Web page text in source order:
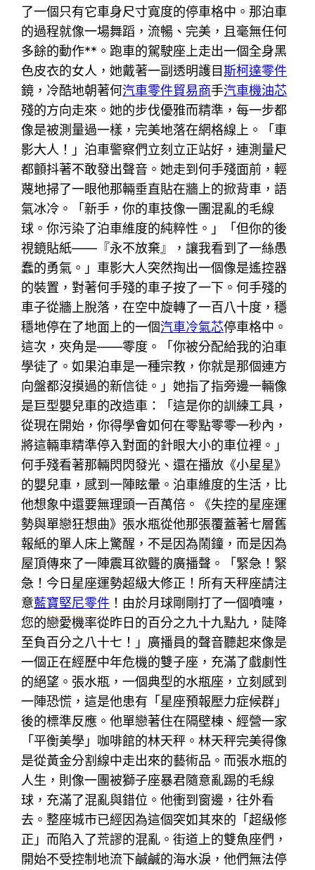
了一個只有它車身尺寸寬度的停車格中。那泊車
的過程就像一場舞蹈，流暢、完美，且毫無任何
多餘的動作**。跑車的駕駛座上走出一個全身黑
色皮衣的女人，她戴著一副透明護目斯柯達零件
鏡，冷酷地朝著何汽車零件貿易商手汽車機油芯
殘的方向走來。她的步伐優雅而精準，每一步都
像是被測量過一樣，完美地落在網格線上。「車
影大人！」泊車警察們立刻立正站好，連測量尺
都顫抖著不敢發出聲音。她走到何手殘面前，輕
蔑地掃了一眼他那輛垂直貼在牆上的掀背車，語
氣冰冷。「新手，你的車技像一團混亂的毛線
球。你污染了泊車維度的純粹性。」「但你的後
視鏡貼紙——『永不放棄』，讓我看到了一絲愚
蠢的勇氣。」車影大人突然掏出一個像是遙控器
的裝置，對著何手殘的車子按了一下。何手殘的
車子從牆上脫落，在空中旋轉了一百八十度，穩
穩地停在了地面上的一個汽車冷氣芯停車格中。
這次，夾角是——零度。「你被分配給我的泊車
學徒了。如果泊車是一種宗教，你就是那個連方
向盤都沒摸過的新信徒。」她指了指旁邊一輛像
是巨型嬰兒車的改造車：「這是你的訓練工具，
從現在開始，你得學會如何在零點零零一秒內，
將這輛車精準停入對面的針眼大小的車位裡。」
何手殘看著那輛閃閃發光、還在播放《小星星》
的嬰兒車，感到一陣眩暈。泊車維度的生活，比
他想象中還要無理頭一百萬倍。《失控的星座運
勢與單戀狂想曲》張水瓶從他那張覆蓋著七層舊
報紙的單人床上驚醒，不是因為鬧鐘，而是因為
屋頂傳來了一陣震耳欲聾的廣播聲。「緊急！緊
急！今日星座運勢超級大修正！所有天秤座請注
意藍寶堅尼零件 ！由於月球剛剛打了一個噴嚏，
您的戀愛機率從昨日的百分之九十九點九，陡降
至負百分之八十七！」廣播員的聲音聽起來像是
一個正在經歷中年危機的雙子座，充滿了戲劇性
的絕望。張水瓶，一個典型的水瓶座，立刻感到
一陣恐慌，這是他患有「星座預報壓力症候群」
後的標準反應。他單戀著住在隔壁棟、經營一家
「平衡美學」咖啡館的林天秤。林天秤完美得像
是從黃金分割線中走出來的藝術品。而張水瓶的
人生，則像一團被獅子座暴君隨意亂踢的毛線
球，充滿了混亂與錯位。他衝到窗邊，往外看
去。整座城市已經因為這個突如其來的「超級修
正」而陷入了荒謬的混亂。街道上的雙魚座們，
開始不受控制地流下鹹鹹的海水淚，他們無法停